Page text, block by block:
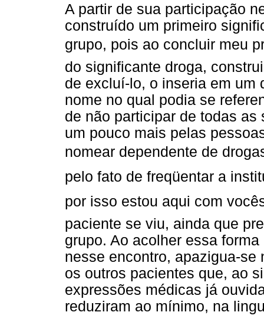
A partir de sua participação
construído um primeiro
grupo, pois ao concluir meu
do significante droga,
de excluí-lo, o inseria em um
nome no qual podia se
de não participar de todas
um pouco mais pelas
nomear dependente de
pelo fato de freqüentar a
por isso estou aqui com
paciente se viu, ainda que
grupo. Ao acolher essa
nesse encontro, apazigua-
os outros pacientes que, ao
expressões médicas já
reduziram ao mínimo, na